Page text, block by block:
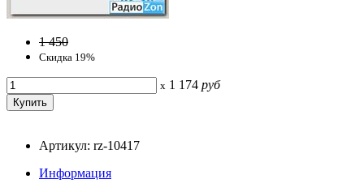
1 450
Скидка 19%
x 1 174 руб
Артикул: rz-10417
Информация